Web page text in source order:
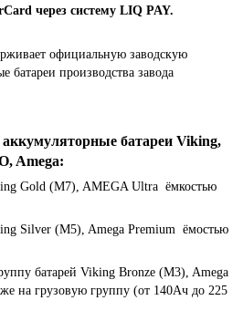
через систему LIQ PAY.
официальную заводскую
батареи производства завода
батареи Viking,
Amega:
Gold (M7), AMEGA Ultra ёмкостью
Silver (M5), Amega Premium ёмостью
батарей Viking Bronze (M3), Amega
на грузовую группу (от 140Ач до 225